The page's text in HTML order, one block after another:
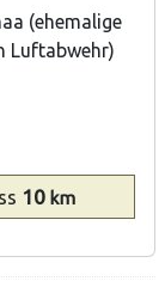
(ehemalige
Luftabwehr)
10km